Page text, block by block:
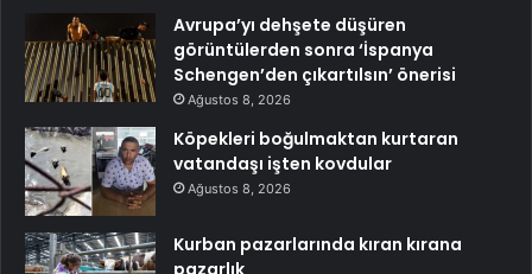
Avrupa’yı dehşete düşüren
görüntülerden sonra ‘İspanya
Schengen’den çıkartılsın’ önerisi
Ağustos 8, 2026
Köpekleri boğulmaktan kurtaran
vatandaşı işten kovdular
Ağustos 8, 2026
Kurban pazarlarında kıran kırana
pazarlık